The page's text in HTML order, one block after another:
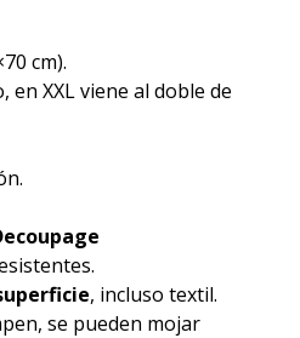
cm).
en XXL viene al doble de
, incluso textil.
se pueden mojar